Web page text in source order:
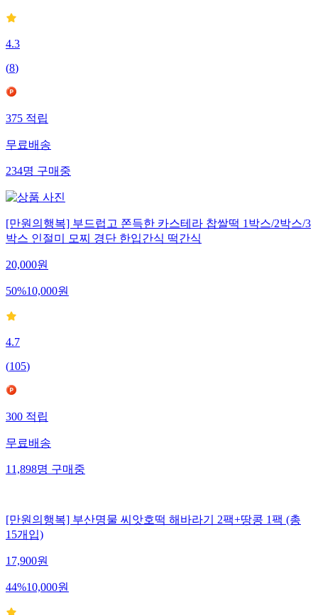
4.3
(8)
375 적립
무료배송
234명 구매중
[만원의행복] 부드럽고 쫀득한 카스테라 찹쌀떡 1박스/2박스/3
박스 인절미 모찌 경단 한입간식 떡간식
20,000원
50%10,000원
4.7
(105)
300 적립
무료배송
11,898명 구매중
[만원의행복] 부산명물 씨앗호떡 해바라기 2팩+땅콩 1팩 (총
15개입)
17,900원
44%10,000원